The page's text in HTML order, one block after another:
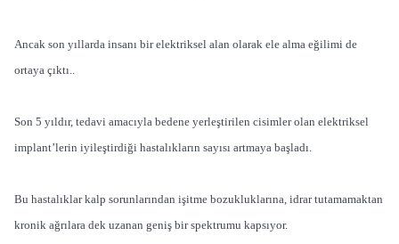
Ancak son yıllarda insanı bir elektriksel alan olarak ele alma eğilimi de
ortaya çıktı..
Son 5 yıldır, tedavi amacıyla bedene yerleştirilen cisimler olan elektriksel
implant’lerin iyileştirdiği hastalıkların sayısı artmaya başladı.
Bu hastalıklar kalp sorunlarından işitme bozukluklarına, idrar tutamamaktan
kronik ağrılara dek uzanan geniş bir spektrumu kapsıyor.